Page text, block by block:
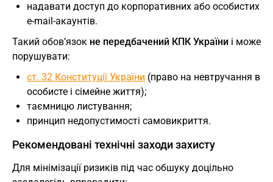
надавати доступ до корпоративних або особистих
e-mail-акаунтів.
Такий обов’язок не передбачений КПК України і може
порушувати:
ст. 32 Конституції України (право на невтручання в
особисте і сімейне життя);
таємницю листування;
принцип недопустимості самовикриття.
Рекомендовані технічні заходи захисту
Для мінімізації ризиків під час обшуку доцільно